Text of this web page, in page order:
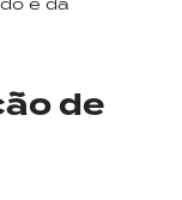
de